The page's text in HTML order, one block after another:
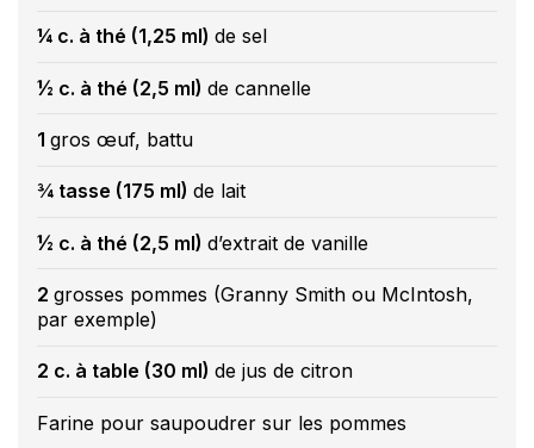
¼ c. à thé (1,25 ml) de sel
½ c. à thé (2,5 ml) de cannelle
1 gros œuf, battu
¾ tasse (175 ml) de lait
½ c. à thé (2,5 ml) d’extrait de vanille
2 grosses pommes (Granny Smith ou McIntosh,
par exemple)
2 c. à table (30 ml) de jus de citron
Farine pour saupoudrer sur les pommes